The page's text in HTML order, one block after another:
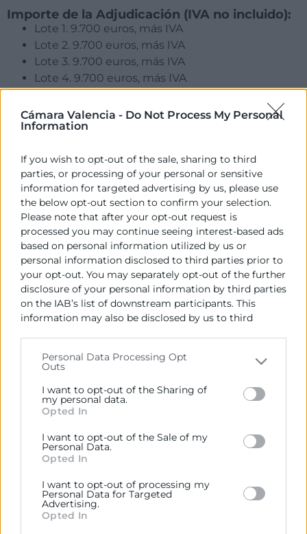
Cámara Valencia - Do Not Process My Personal
Information
If you wish to opt-out of the sale, sharing to third
parties, or processing of your personal or sensitive
information for targeted advertising by us, please use
the below opt-out section to confirm your selection.
Please note that after your opt-out request is
processed you may continue seeing interest-based ads
based on personal information utilized by us or
personal information disclosed to third parties prior to
your opt-out. You may separately opt-out of the further
disclosure of your personal information by third parties
on the IAB’s list of downstream participants. This
information may also be disclosed by us to third
Please note that this website/app uses one or more
Google services and may gather and store information
including but not limited to your visit or usage
behaviour. You may click to grant or deny consent to
below specified purposes in below Google consent
section.
Personal Data Processing Opt
Outs
I want to opt-out of the Sharing of
my personal data.
Opted In
I want to opt-out of the Sale of my
Personal Data.
Opted In
I want to opt-out of processing my
Personal Data for Targeted
Advertising.
Opted In
Importe de la Adjudicación (IVA no incluido):
Lote 1. 9.700 euros, más IVA
Lote 2. 9.700 euros, más IVA
Lote 3. 9.700 euros, más IVA
Lote 4. 9.700 euros, más IVA
Empresa adjudicatoria:
Lote 1: MIDEME SLU
Lote 3: MASUNO SOLUCIONES, S.L.
Lote 4: Lote desierto
Fecha de formalización del contrato:
01/12/2022
colaboradora de las Administraciones Públicas, dedicada a:
Prestar servicios a las empresas.
Representar, promocionar y defender los intereses
generales del comercio, la industria y la navegación.
Ejercitar las competencias de carácter público
previstas en la Ley, o que puedan encomendar y
delegar las Administraciones Públicas.